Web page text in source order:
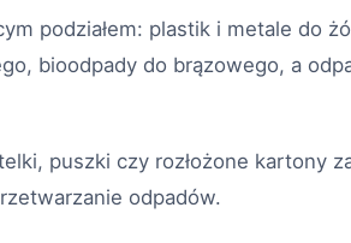
podziałem: plastik i metale do
bioodpady do brązowego, a
puszki czy rozłożone kartony
odpadów.